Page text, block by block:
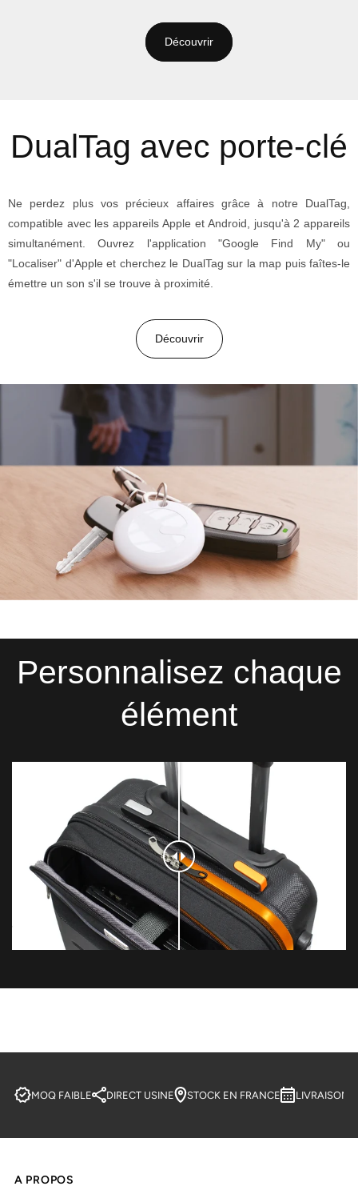
Découvrir
DualTag avec porte-clé
Ne perdez plus vos précieux affaires grâce à notre DualTag,
compatible avec les appareils Apple et Android, jusqu'à 2 appareils
simultanément. Ouvrez l'application "Google Find My" ou
"Localiser" d'Apple et cherchez le DualTag sur la map puis faîtes-le
émettre un son s'il se trouve à proximité.
Découvrir
Personnalisez chaque
élément
MOQ FAIBLE DIRECT USINE STOCK EN FRANCE LIVRAISON
A PROPOS